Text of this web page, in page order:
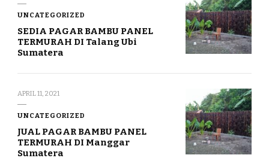
UNCATEGORIZED
SEDIA PAGAR BAMBU PANEL
TERMURAH DI Talang Ubi
Sumatera
APRIL 11, 2021
UNCATEGORIZED
JUAL PAGAR BAMBU PANEL
TERMURAH DI Manggar
Sumatera